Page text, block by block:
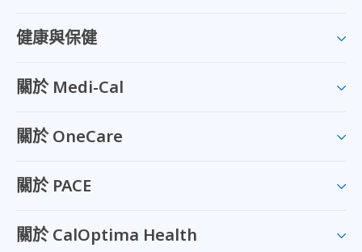
健康與保健
關於 Medi-Cal
關於 OneCare
關於 PACE
關於 CalOptima Health